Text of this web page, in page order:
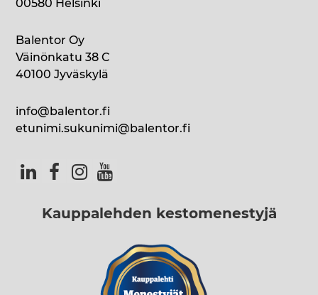
00580 Helsinki
Balentor Oy
Väinönkatu 38 C
40100 Jyväskylä
info@balentor.fi
etunimi.sukunimi@balentor.fi
Kauppalehden kestomenestyjä